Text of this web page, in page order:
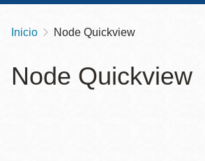
Sobrescribir
de
Inicio Node Quickview
Node Quickview